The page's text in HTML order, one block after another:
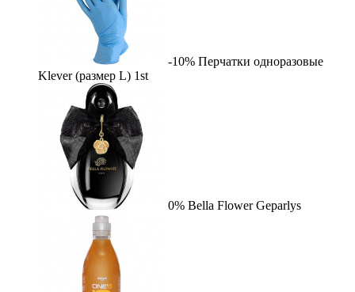
-10% Перчатки одноразовые
Klever (размер L) 1st
0% Bella Flower Geparlys